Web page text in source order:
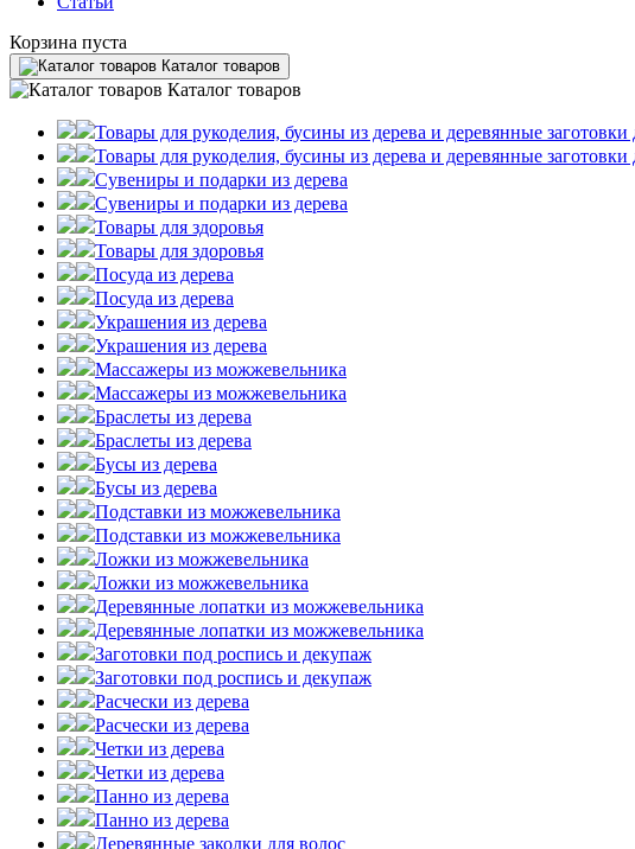
Корзина пуста
Каталог товаров
Каталог товаров
Товары для рукоделия, бусины из дерева и деревянные заготовки
Товары для рукоделия, бусины из дерева и деревянные заготовки
Сувениры и подарки из дерева
Сувениры и подарки из дерева
Товары для здоровья
Товары для здоровья
Посуда из дерева
Посуда из дерева
Украшения из дерева
Украшения из дерева
Массажеры из можжевельника
Массажеры из можжевельника
Браслеты из дерева
Браслеты из дерева
Бусы из дерева
Бусы из дерева
Подставки из можжевельника
Подставки из можжевельника
Ложки из можжевельника
Ложки из можжевельника
Деревянные лопатки из можжевельника
Деревянные лопатки из можжевельника
Заготовки под роспись и декупаж
Заготовки под роспись и декупаж
Расчески из дерева
Расчески из дерева
Четки из дерева
Четки из дерева
Панно из дерева
Панно из дерева
Деревянные заколки для волос